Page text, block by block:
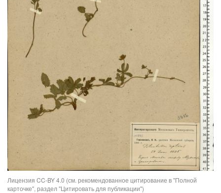
Лицензия CC-BY 4.0 (см. рекомендованное цитирование в "Полной
карточке", раздел "Цитировать для публикации")